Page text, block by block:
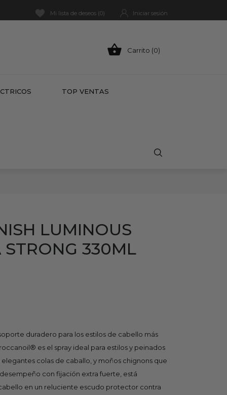
Mi lista de deseos (0) Iniciar sesión
 Carrito (0)
TOP VENTAS
LUMINOUS
STRONG 330ML
duradero para los estilos de cabello más
es el spray ideal para estilos y peinados
colas de caballo, y moños chignons que
con fijación extra fuerte, está
en un reluciente escudo protector contra